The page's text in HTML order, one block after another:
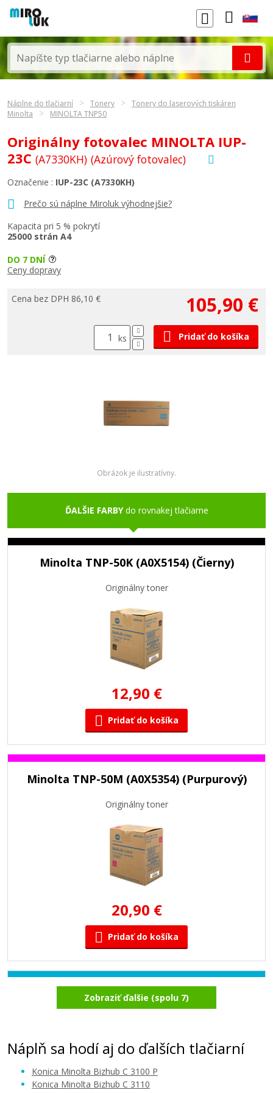
Náplne do tlačiarní Tonery
Tonery do laserových tiskáren
Minolta
MINOLTA TNP50
Originálny fotovalec MINOLTA IUP-
23C (A7330KH) (Azúrový fotovalec)
Prečo sú náplne Miroluk výhodnejšie?
Kapacita pri 5 % pokrytí
25000 strán A4
Označenie : IUP-23C (A7330KH)
DO 7 DNÍ
Ceny dopravy
Cena bez DPH 86,10 € 105,90 €
ks Pridať do košíka
Obrázok je ilustratívny.
ĎALŠIE FARBYdo rovnakej tlačiarne
Minolta TNP-50K (A0X5154) (Čierny)
Originálny toner
12,90 €
Pridať do košíka
Minolta TNP-50M (A0X5354) (Purpurový)
Originálny toner
20,90 €
Pridať do košíka
Minolta TNP-50C (A0X5454) (Azúrový)
Zobraziť ďalšie (spolu 7)
Náplň sa hodí aj do ďalších tlačiarní
Konica Minolta Bizhub C 3100 P
Konica Minolta Bizhub C 3110